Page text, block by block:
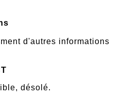
d'autres informations
désolé.